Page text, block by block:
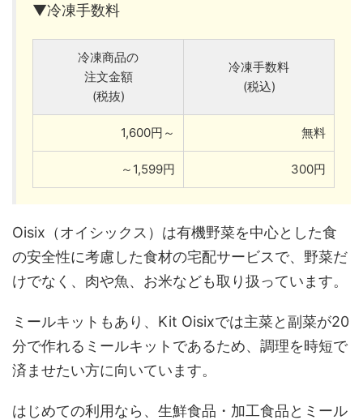
▼冷凍手数料
冷凍商品の
注文金額
(税抜)
冷凍手数料
(税込)
1,600円～ 無料
～1,599円 300円
Oisix（オイシックス）は有機野菜を中心とした食
の安全性に考慮した食材の宅配サービスで、野菜だ
けでなく、肉や魚、お米なども取り扱っています。
ミールキットもあり、Kit Oisixでは主菜と副菜が20
分で作れるミールキットであるため、調理を時短で
済ませたい方に向いています。
はじめての利用なら、生鮮食品・加工食品とミール